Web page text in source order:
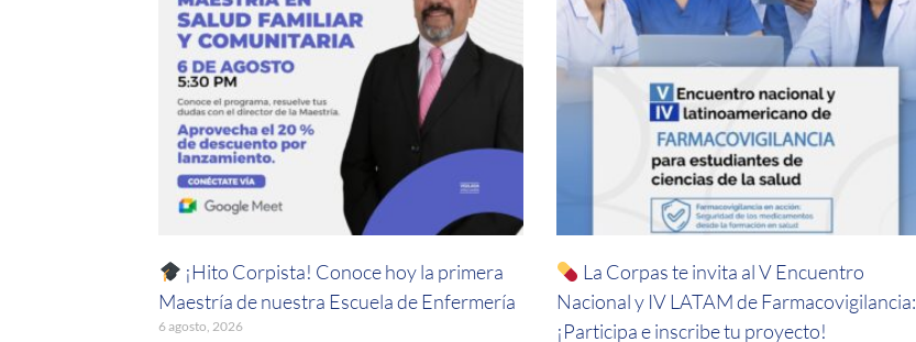
¡Hito Corpista! Conoce hoy la primera
Maestría de nuestra Escuela de Enfermería
6 agosto, 2026
La Corpas te invita al V Encuentro
Nacional y IV LATAM de Farmacovigilancia:
¡Participa e inscribe tu proyecto!